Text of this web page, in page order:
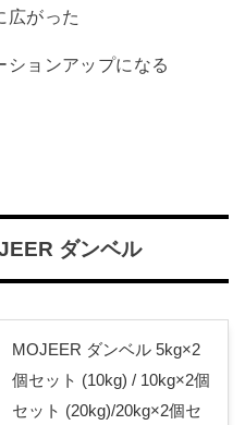
広がった
ションアップになる
EER ダンベル
MOJEER ダンベル 5kg×2
個セット (10kg) / 10kg×2個
セット (20kg)/20kg×2個セ